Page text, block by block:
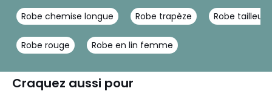
Robe chemise longue Robe trapèze Robe tailleur
Robe rouge Robe en lin femme
Craquez aussi pour